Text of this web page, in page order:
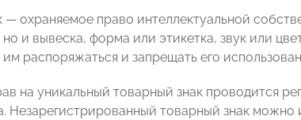
— охраняемое право интеллектуальной
и вывеска, форма или этикетка, звук или
им распоряжаться и запрещать его
на уникальный товарный знак проводится
Незарегистрированный товарный знак можно